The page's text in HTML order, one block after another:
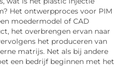
Het ontwerpproces voor PIM
moedermodel of CAD
het overbrengen ervan naar
het produceren van
matrijs. Net als bij andere
een bedrijf beginnen met het